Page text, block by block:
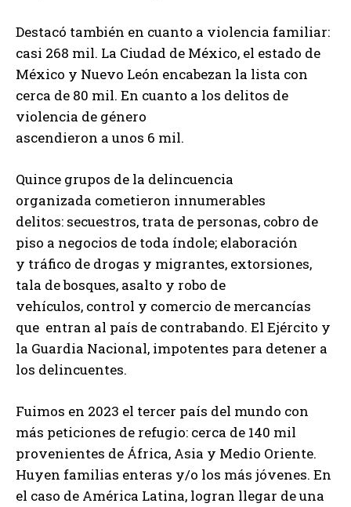
Destacó también en cuanto a violencia familiar:
casi 268 mil. La Ciudad de México, el estado de
México y Nuevo León encabezan la lista con
cerca de 80 mil. En cuanto a los delitos de
violencia de género
ascendieron a unos 6 mil.
Quince grupos de la delincuencia
organizada cometieron innumerables
delitos: secuestros, trata de personas, cobro de
piso a negocios de toda índole; elaboración
y tráfico de drogas y migrantes, extorsiones,
tala de bosques, asalto y robo de
vehículos, control y comercio de mercancías
que entran al país de contrabando. El Ejército y
la Guardia Nacional, impotentes para detener a
los delincuentes.
Fuimos en 2023 el tercer país del mundo con
más peticiones de refugio: cerca de 140 mil
provenientes de África, Asia y Medio Oriente.
Huyen familias enteras y/o los más jóvenes. En
el caso de América Latina, logran llegar de una